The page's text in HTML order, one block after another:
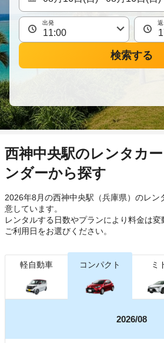
出発 返
検索する
西神中央駅のレンタカ
ンダーから探す
2026年8月の西神中央駅（兵庫県）のレン
意しています。
レンタルする日数やプランにより料金は
ご利用日をお選びください。
軽自動車 コンパクト ミ
2026/08